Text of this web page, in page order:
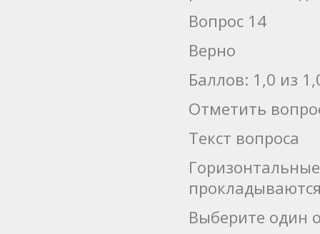
Вопрос 14
Верно
Баллов: 1,0 из
Отметить
Текст вопроса
Выберите один